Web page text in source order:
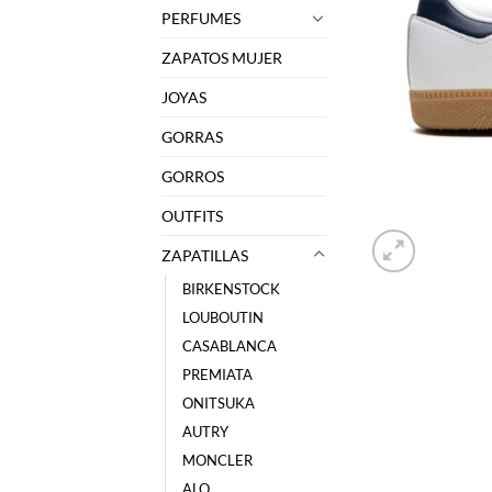
PERFUMES
ZAPATOS MUJER
JOYAS
GORRAS
GORROS
OUTFITS
ZAPATILLAS
BIRKENSTOCK
LOUBOUTIN
CASABLANCA
PREMIATA
ONITSUKA
AUTRY
MONCLER
ALO